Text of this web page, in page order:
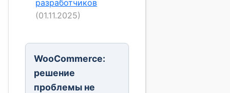
разработчиков
(01.11.2025)
WooCommerce:
решение
проблемы не